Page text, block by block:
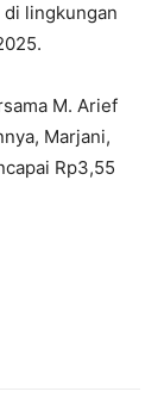
di lingkungan
M. Arief
Marjani,
Rp3,55